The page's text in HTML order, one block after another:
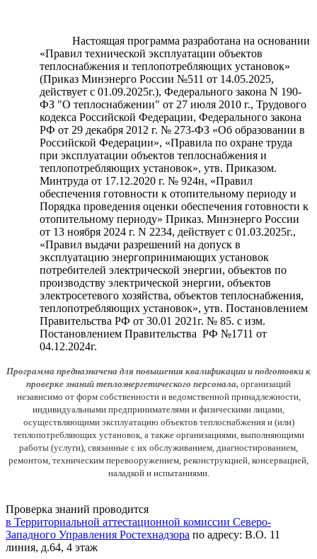
Настоящая программа разработана на основании
«Правил технической эксплуатации объектов
теплоснабжения и теплопотребляющих установок»
(Приказ Минэнерго России №511 от 14.05.2025,
действует с 01.09.2025г.), Федерального закона N 190-
ФЗ "О теплоснабжении" от 27 июля 2010 г., Трудового
кодекса Российской Федерации, Федерального закона
РФ от 29 декабря 2012 г. № 273-ФЗ «Об образовании в
Российской Федерации», «Правила по охране труда
при эксплуатации объектов теплоснабжения и
теплопотребляющих установок», утв. Приказом.
Минтруда от 17.12.2020 г. № 924н, «Правил
обеспечения готовности к отопительному периоду и
Порядка проведения оценки обеспечения готовности к
отопительному периоду» Приказ. Минэнерго России
от 13 ноября 2024 г. N 2234, действует с 01.03.2025г.,
«Правил выдачи разрешений на допуск в
эксплуатацию энергопринимающих установок
потребителей электрической энергии, объектов по
производству электрической энергии, объектов
электросетевого хозяйства, объектов теплоснабжения,
теплопотребляющих установок», утв. Постановлением
Правительства РФ от 30.01 2021г. № 85. с изм.
Постановлением Правительства РФ №1711 от
04.12.2024г.
Программа предназначена для повышения квалификации и подготовки к
проверке знаний теплоэнергетического персонала, организаций
независимо от форм собственности и ведомственной принадлежности,
индивидуальными предпринимателями и физическими лицами,
осуществляющими эксплуатацию объектов теплоснабжения и (или)
теплопотребляющих установок, а также организациями, выполняющими
работы (услуги), связанные с их обслуживанием, диагностированием,
ремонтом, техническим перевооружением, реконструкцией, консервацией,
наладкой и испытаниями.
Проверка знаний проводится
в Территориальной аттестационной комиссии Северо-
Западного Управления Ростехнадзора по адресу: В.О. 11
линия, д.64, 4 этаж